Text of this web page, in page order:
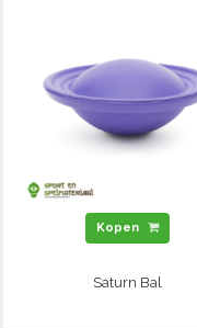
Kopen
Saturn Bal